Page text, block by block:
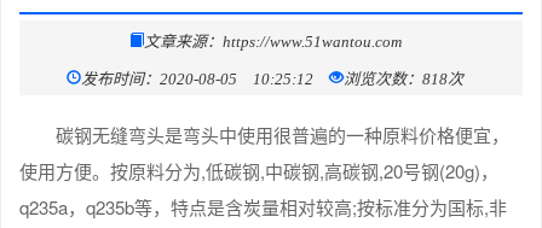
文章来源：https://www.51wantou.com
发布时间：2020-08-05 10:25:12 浏览次数：818次
碳钢无缝弯头是弯头中使用很普遍的一种原料价格便宜，
使用方便。按原料分为,低碳钢,中碳钢,高碳钢,20号钢(20g)，
q235a，q235b等，特点是含炭量相对较高;按标准分为国标,非